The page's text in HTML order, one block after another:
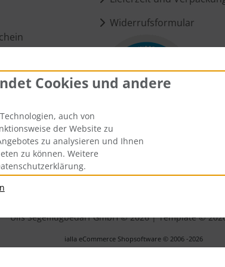
Widerrufsformular
Ülis Segelflugbedarf GmbH © 2026 | Template ©
ialla eCommerce Shopsoftware © 2006 -2026
Cookies und andere
auch von
der Website zu
zu analysieren und Ihnen
zu können. Weitere